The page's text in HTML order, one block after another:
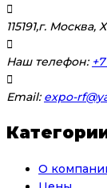
115191,г.
Наш телефон:
Email: expo-
О